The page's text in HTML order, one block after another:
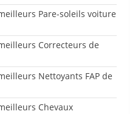
Pare-soleils voiture
Correcteurs de
Nettoyants FAP de
Chevaux